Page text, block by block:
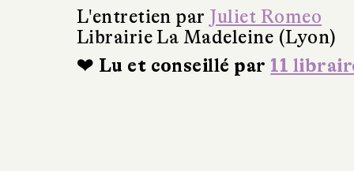
L'entretien par Juliet Romeo
Librairie La Madeleine (Lyon)
❤ Lu et conseillé par 11